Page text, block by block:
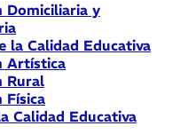
Domiciliaria y
la Calidad Educativa
Artística
Rural
Física
Calidad Educativa